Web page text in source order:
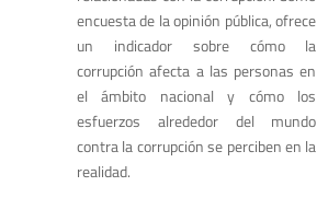
encuesta de la opinión pública, ofrece
un indicador sobre cómo la
corrupción afecta a las personas en
el ámbito nacional y cómo los
esfuerzos alrededor del mundo
contra la corrupción se perciben en la
realidad.